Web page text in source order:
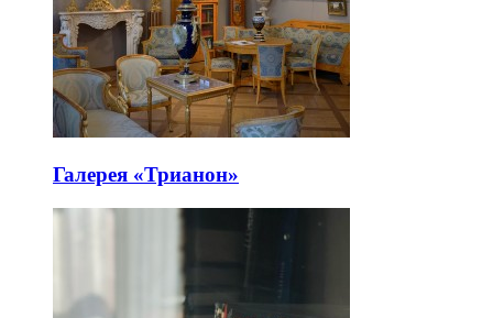
Галерея «Трианон»